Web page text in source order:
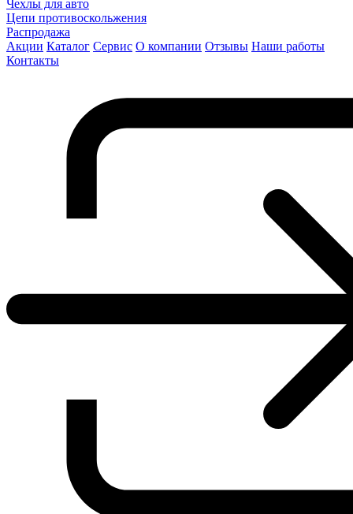
Чехлы для авто
Цепи противоскольжения
Распродажа
Акции Каталог Сервис О компании Отзывы Наши работы
Контакты